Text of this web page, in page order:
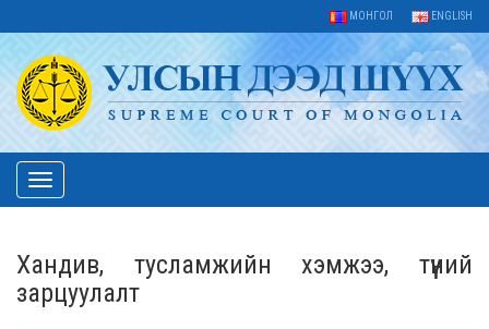
МОНГОЛ ENGLISH
Toggle
navigation
Хандив, тусламжийн хэмжээ, түүний
зарцуулалт